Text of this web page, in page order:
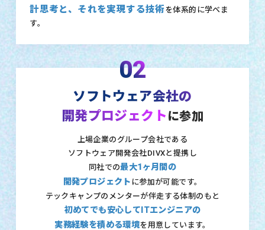
計思考と、それを実現する技術を体系的に学べま
す。
02
ソフトウェア会社の
開発プロジェクト に参加
上場企業のグループ会社である
ソフトウェア開発会社DIVXと提携し
同社での最大1ヶ月間の
開発プロジェクト に参加が可能です。
テックキャンプのメンターが伴走する体制のもと
初めてでも安心してITエンジニアの
実務経験を積める環境を用意しています。